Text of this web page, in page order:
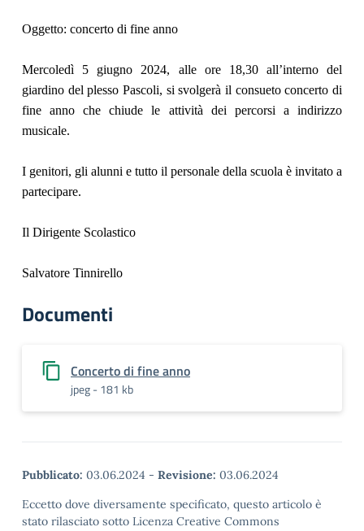
Oggetto: concerto di fine anno
Mercoledì 5 giugno 2024, alle ore 18,30 all’interno del
giardino del plesso Pascoli, si svolgerà il consueto concerto di
fine anno che chiude le attività dei percorsi a indirizzo
musicale.
I genitori, gli alunni e tutto il personale della scuola è invitato a
partecipare.
Il Dirigente Scolastico
Salvatore Tinnirello
Documenti
Concerto di fine anno
jpeg - 181 kb
Pubblicato: 03.06.2024 - Revisione: 03.06.2024
Eccetto dove diversamente specificato, questo articolo è
stato rilasciato sotto Licenza Creative Commons